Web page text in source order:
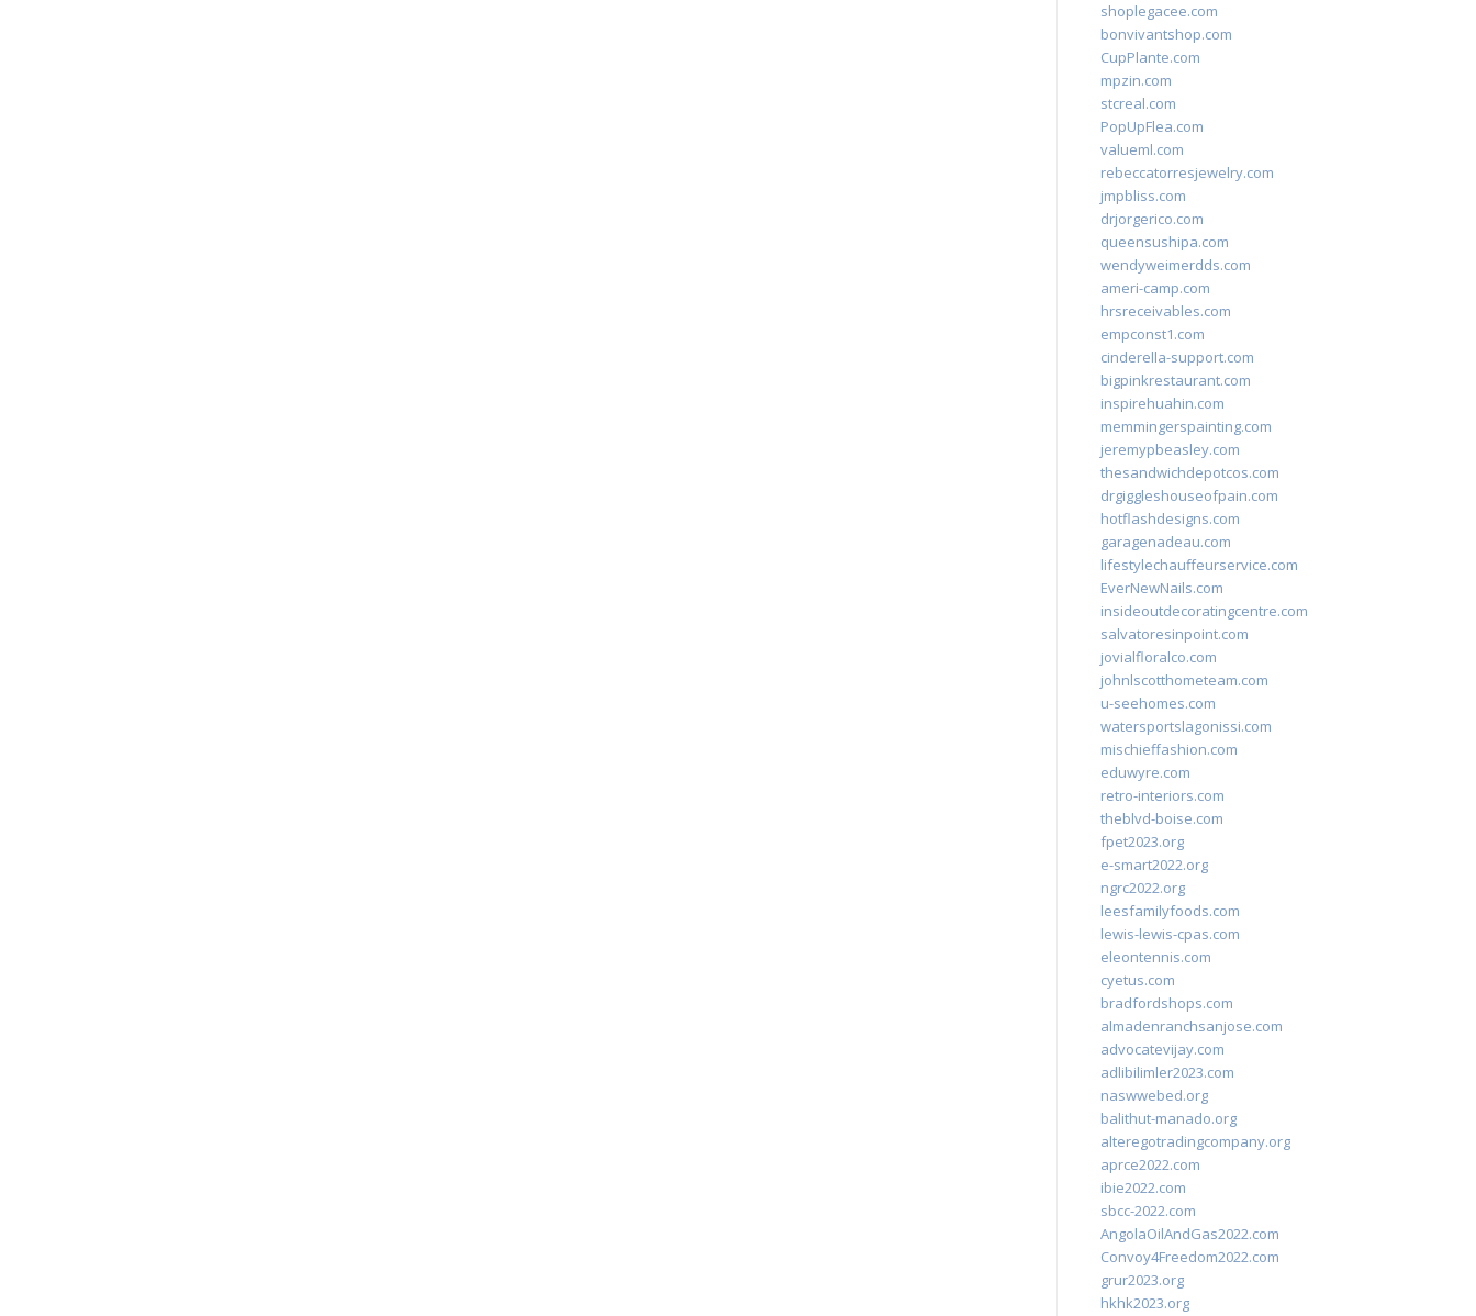
shoplegacee.com
bonvivantshop.com
CupPlante.com
mpzin.com
stcreal.com
PopUpFlea.com
valueml.com
rebeccatorresjewelry.com
jmpbliss.com
drjorgerico.com
queensushipa.com
wendyweimerdds.com
ameri-camp.com
hrsreceivables.com
empconst1.com
cinderella-support.com
bigpinkrestaurant.com
inspirehuahin.com
memmingerspainting.com
jeremypbeasley.com
thesandwichdepotcos.com
drgiggleshouseofpain.com
hotflashdesigns.com
garagenadeau.com
lifestylechauffeurservice.com
EverNewNails.com
insideoutdecoratingcentre.com
salvatoresinpoint.com
jovialfloralco.com
johnlscotthometeam.com
u-seehomes.com
watersportslagonissi.com
mischieffashion.com
eduwyre.com
retro-interiors.com
theblvd-boise.com
fpet2023.org
e-smart2022.org
ngrc2022.org
leesfamilyfoods.com
lewis-lewis-cpas.com
eleontennis.com
cyetus.com
bradfordshops.com
almadenranchsanjose.com
advocatevijay.com
adlibilimler2023.com
naswwebed.org
balithut-manado.org
alteregotradingcompany.org
aprce2022.com
ibie2022.com
sbcc-2022.com
AngolaOilAndGas2022.com
Convoy4Freedom2022.com
grur2023.org
hkhk2023.org